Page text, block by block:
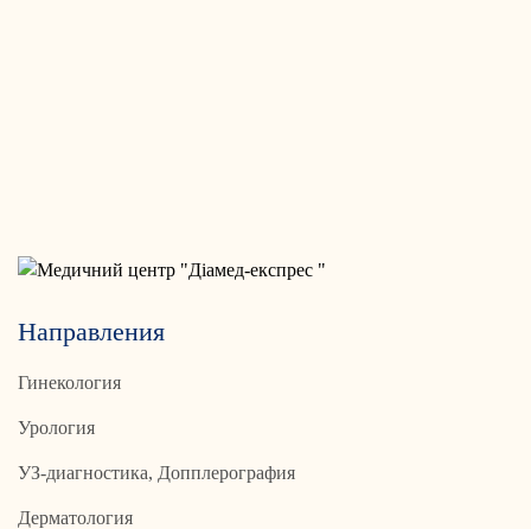
Направления
Гинекология
Урология
УЗ-диагностика, Допплерография
Дерматология